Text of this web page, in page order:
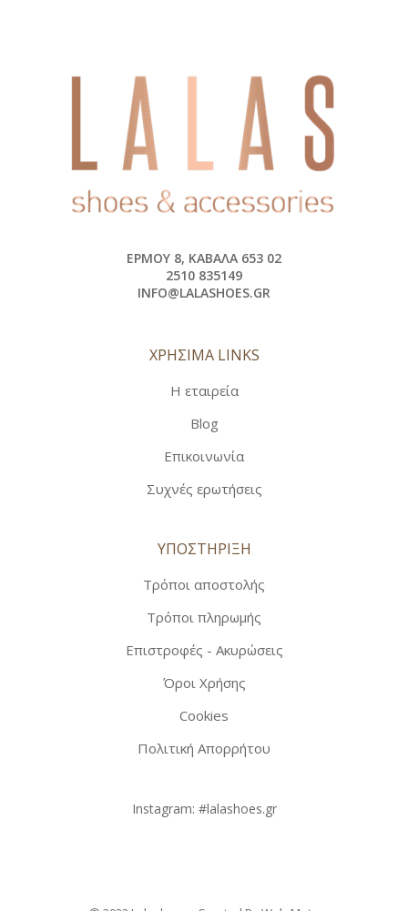
ΕΡΜΟΎ 8, ΚΑΒΆΛΑ 653 02
2510 835149
INFO@LALASHOES.GR
ΧΡΗΣΙΜΑ LINKS
Η εταιρεία
Blog
Επικοινωνία
Συχνές ερωτήσεις
ΥΠΟΣΤΗΡΙΞΗ
Τρόποι αποστολής
Τρόποι πληρωμής
Επιστροφές - Ακυρώσεις
Όροι Χρήσης
Cookies
Πολιτική Απορρήτου
Instagram: #lalashoes.gr